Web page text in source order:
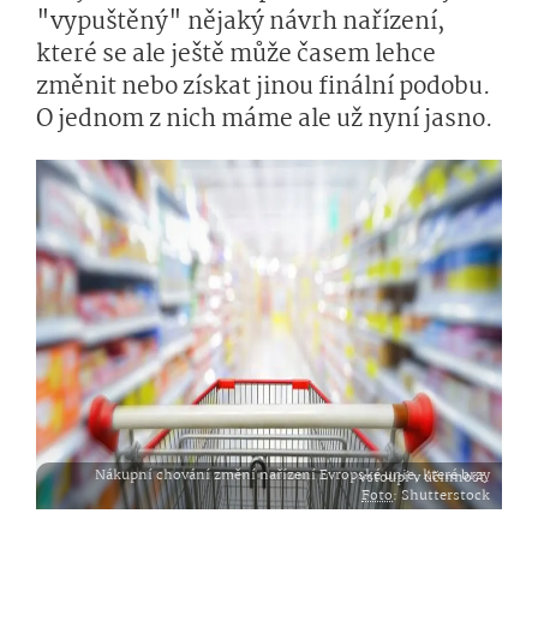
"vypuštěný" nějaký návrh nařízení,
které se ale ještě může časem lehce
změnit nebo získat jinou finální podobu.
O jednom z nich máme ale už nyní jasno.
Nákupní chování změní nařízení Evropské unie, které brzy vstoupí v účinnost.
Foto: Shutterstock